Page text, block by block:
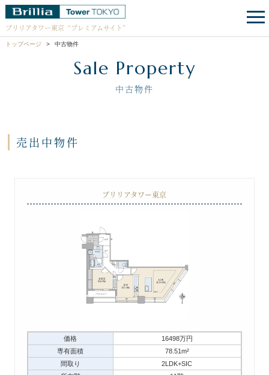
ブリリアタワー東京 “プレミアムサイト”
トップページ 中古物件
Sale Property
中古物件
売出中物件
ブリリアタワー東京
価格
16498万円
専有面積
78.51m²
間取り
2LDK+SIC